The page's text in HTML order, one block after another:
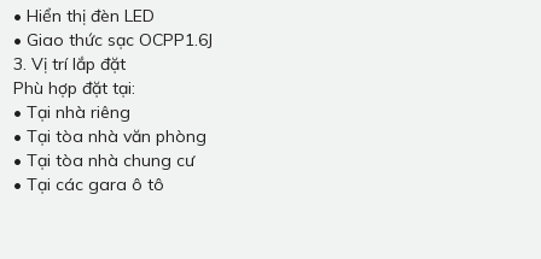
• Hiển thị đèn LED
• Giao thức sạc OCPP1.6J
3. Vị trí lắp đặt
Phù hợp đặt tại:
• Tại nhà riêng
• Tại tòa nhà văn phòng
• Tại tòa nhà chung cư
• Tại các gara ô tô